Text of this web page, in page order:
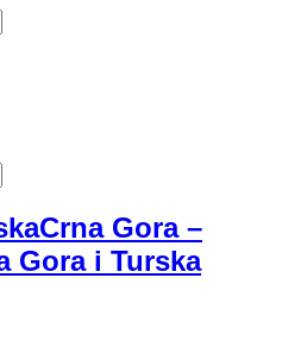
Crna Gora –
Gora i Turska